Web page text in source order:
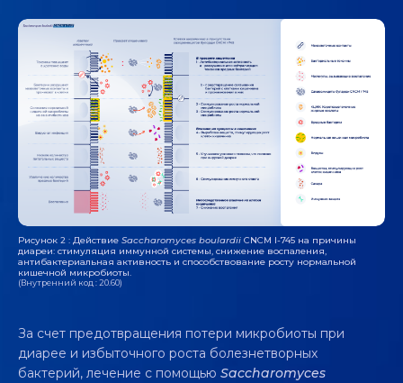
Рисунок 2 : Действие Saccharomyces boulardii CNCM I-745 на причины
диареи: стимуляция иммунной системы, снижение воспаления,
антибактериальная активность и способствование росту нормальной
кишечной микробиоты.
(Внутренний код : 20.60)
За счет предотвращения потери микробиоты при
диарее и избыточного роста болезнетворных
бактерий, лечение с помощью Saccharomyces